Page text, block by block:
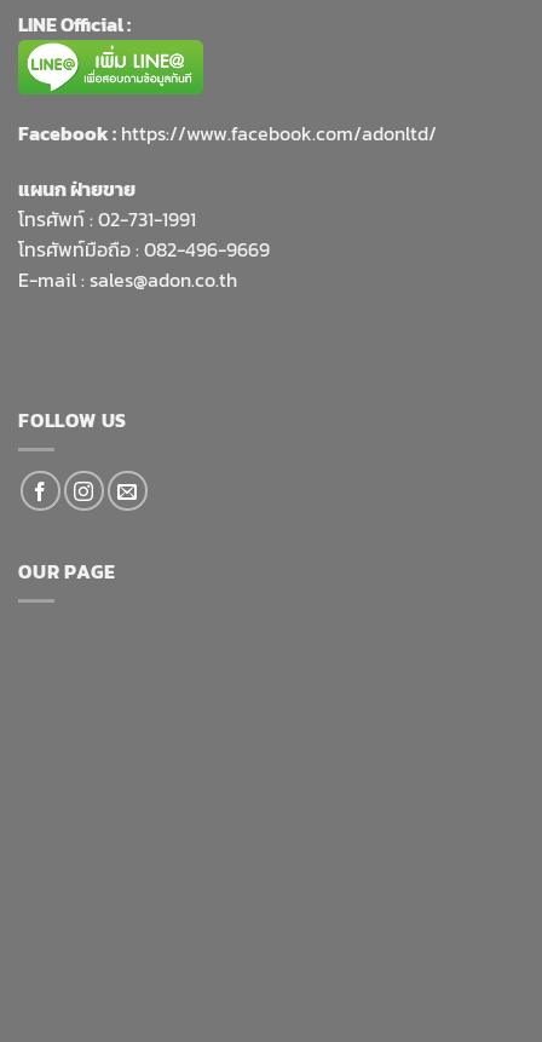
LINE Official :
Facebook : https://www.facebook.com/adonltd/
แผนก ฝ่ายขาย
โทรศัพท์ : 02-731-1991
โทรศัพท์มือถือ : 082-496-9669
E-mail : sales@adon.co.th
FOLLOW US
OUR PAGE